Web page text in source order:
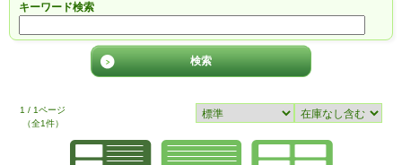
キーワード検索
1 / 1ページ
（全1件）